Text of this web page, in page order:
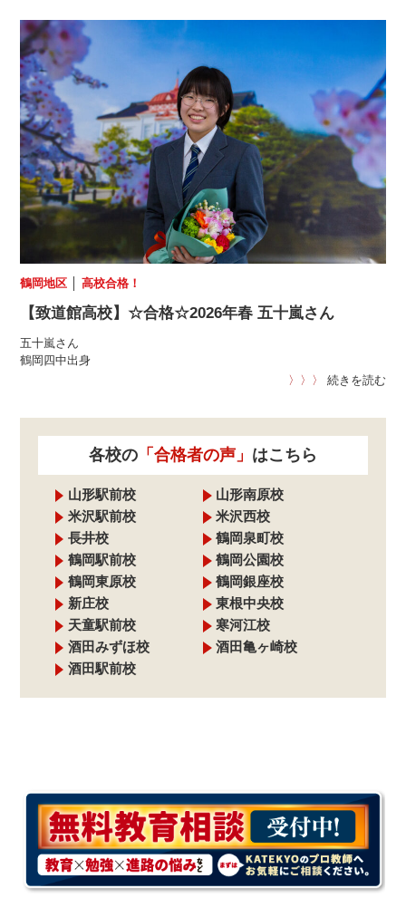
鶴岡地区 │高校合格！
【致道館高校】☆合格☆2026年春 五十嵐さん
五十嵐さん
鶴岡四中出身
〉〉〉
続きを読む
各校の 「合格者の声」 はこちら
山形駅前校
山形南原校
米沢駅前校
米沢西校
長井校
鶴岡泉町校
鶴岡駅前校
鶴岡公園校
鶴岡東原校
鶴岡銀座校
新庄校
東根中央校
天童駅前校
寒河江校
酒田みずほ校
酒田亀ヶ崎校
酒田駅前校